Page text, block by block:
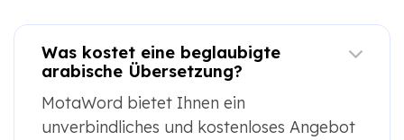
Was kostet eine beglaubigte
arabische Übersetzung?
MotaWord bietet Ihnen ein
unverbindliches und kostenloses Angebot